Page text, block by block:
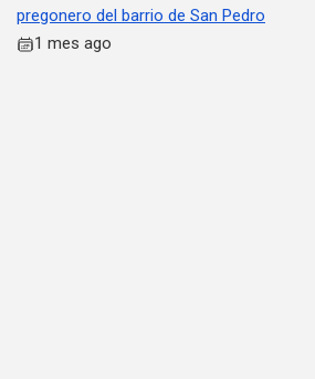
pregonero del barrio de San Pedro
1 mes ago